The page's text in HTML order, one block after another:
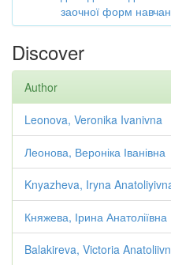
заочної форм
Discover
Author
Leonova, Veronika Ivanivna
Леонова, Вероніка Іванівна
Knyazheva, Iryna
Княжева, Ірина Анатоліївна
Balakireva, Victoria